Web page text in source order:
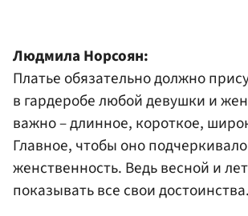
Людмила Норсоян:
Платье обязательно должно
в гардеробе любой девушки и
важно – длинное, короткое,
Главное, чтобы оно подчеркивало
женственность. Ведь весной и
показывать все свои достоинства.